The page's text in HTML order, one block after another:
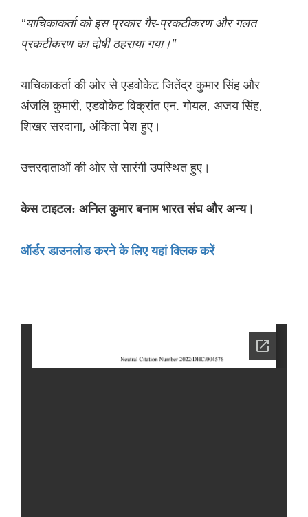
"याचिकाकर्ता को इस प्रकार गैर-प्रकटीकरण और गलत
प्रकटीकरण का दोषी ठहराया गया।"
याचिकाकर्ता की ओर से एडवोकेट जितेंद्र कुमार सिंह और
अंजलि कुमारी, एडवोकेट विक्रांत एन. गोयल, अजय सिंह,
शिखर सरदाना, अंकिता पेश हुए।
उत्तरदाताओं की ओर से सारंगी उपस्थित हुए।
केस टाइटल: अनिल कुमार बनाम भारत संघ और अन्य।
ऑर्डर डाउनलोड करने के लिए यहां क्लिक करें